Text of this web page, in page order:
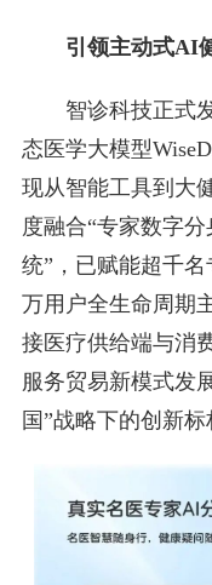
引领主动式AI
智诊科技正式
态医学大模型
现从智能工具到大
度融合“专家数字
统”，已赋能超千
万用户全生命周期
接医疗供给端与消
服务贸易新模式发
国”战略下的创新标